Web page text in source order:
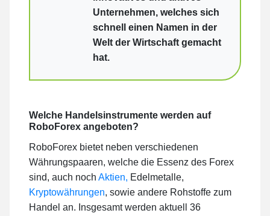
Unternehmen, welches sich
schnell einen Namen in der
Welt der Wirtschaft gemacht
hat.
Welche Handelsinstrumente werden auf
RoboForex angeboten?
RoboForex bietet neben verschiedenen
Währungspaaren, welche die Essenz des Forex
sind, auch noch Aktien, Edelmetalle,
Kryptowährungen, sowie andere Rohstoffe zum
Handel an. Insgesamt werden aktuell 36